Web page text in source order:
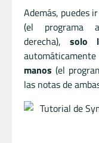
Además, puedes
(el programa
derecha), solo
manos (el
las notas de